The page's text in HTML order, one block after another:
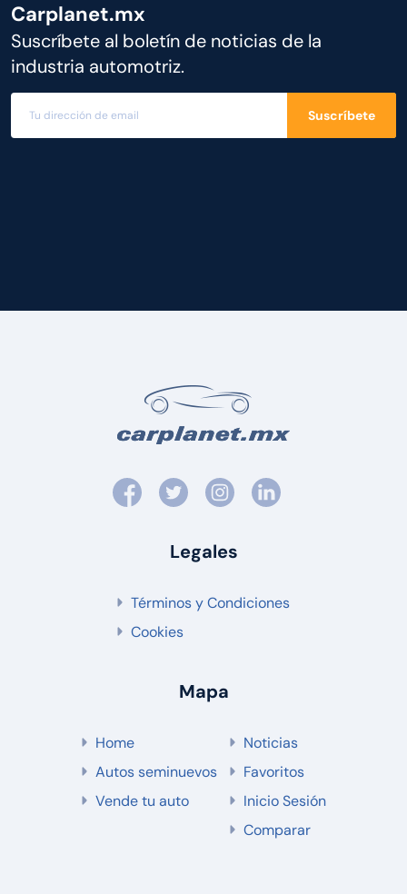
Carplanet.mx
Suscríbete al boletín de noticias de la
industria automotriz.
Suscríbete
Legales
Términos y Condiciones
Cookies
Mapa
Home
Autos seminuevos
Vende tu auto
Noticias
Favoritos
Inicio Sesión
Comparar